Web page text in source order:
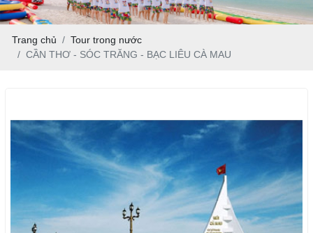
Trang chủ
Tour trong nước
CẦN THƠ - SÓC TRĂNG - BẠC LIÊU CÀ MAU